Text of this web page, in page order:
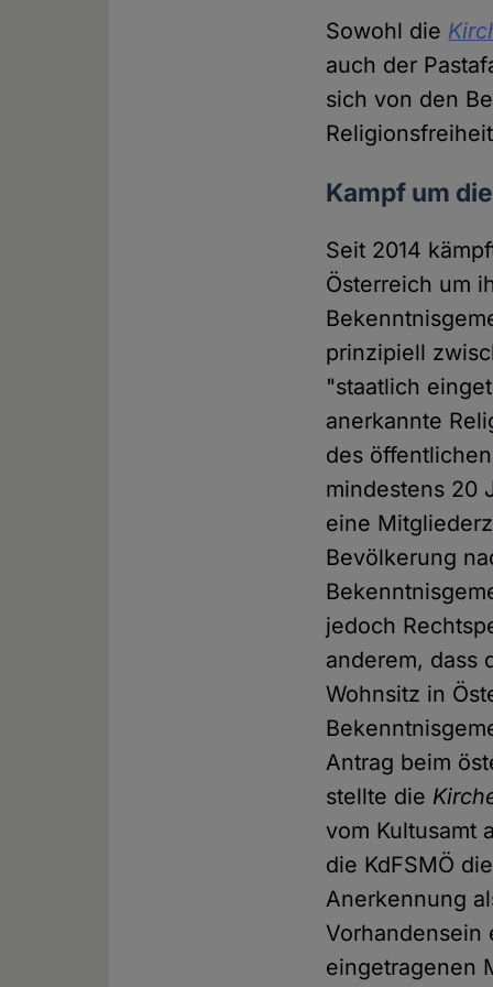
Sowohl die
auch der
sich von den
Kampf um
Seit 2014
Österreich um
prinzipiell
"staatlich
anerkannte
des
mindestens 20
eine
Bevölkerung
jedoch
anderem, dass
Wohnsitz in
Antrag beim
stellte die
vom Kultusamt
die KdFSMÖ
Anerkennung
Vorhandensein
eingetragenen